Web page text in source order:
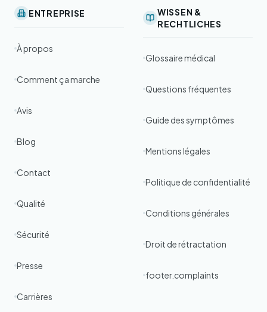
ENTREPRISE
À propos
Comment ça marche
Avis
Blog
Contact
Qualité
Sécurité
Presse
Carrières
WISSEN &
RECHTLICHES
Glossaire médical
Questions fréquentes
Guide des symptômes
Mentions légales
Politique de confidentialité
Conditions générales
Droit de rétractation
footer.complaints